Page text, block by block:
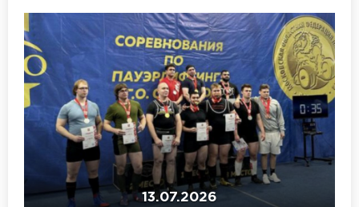
13.07.2026